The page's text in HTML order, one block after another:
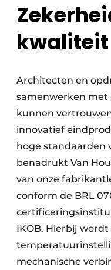
kwaliteit
Architecten en
samenwerken met
kunnen
innovatief
hoge standaarden
benadrukt Van
van onze
conform de BRL
IKOB. Hierbij
mechanische